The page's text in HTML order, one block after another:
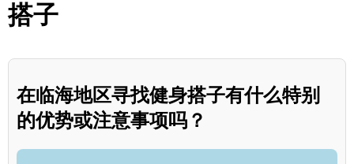
搭子
在临海地区寻找健身搭子有什么特别
的优势或注意事项吗？